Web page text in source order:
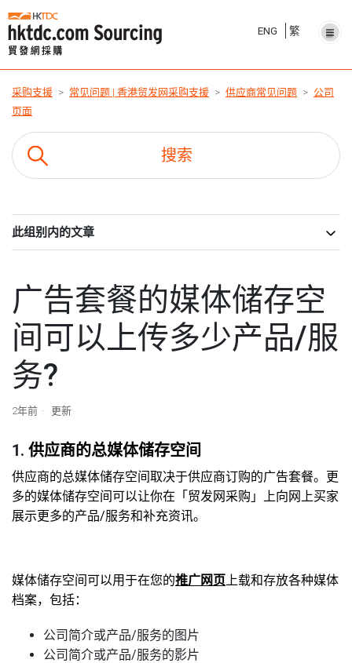
ENG 繁
采购支援 常见问题 | 香港贸发网采购支援 供应商常见问题
公司
页面
此组别内的文章
广告套餐的媒体储存空
间可以上传多少产品/服
务?
2年前 更新
1. 供应商的总媒体储存空间
供应商的总媒体储存空间取决于供应商订购的广告套餐。更
多的媒体储存空间可以让你在「贸发网采购」上向网上买家
展示更多的产品/服务和补充资讯。
媒体储存空间可以用于在您的推广网页上载和存放各种媒体
档案，包括：
公司简介或产品/服务的图片
公司简介或产品/服务的影片